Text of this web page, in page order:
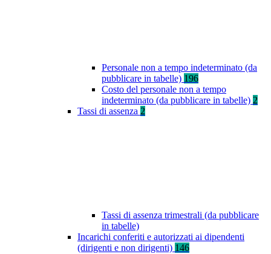
Personale non a tempo indeterminato (da
pubblicare in tabelle) 196
Costo del personale non a tempo
indeterminato (da pubblicare in tabelle) 2
Tassi di assenza 2
Tassi di assenza trimestrali (da pubblicare
in tabelle)
Incarichi conferiti e autorizzati ai dipendenti
(dirigenti e non dirigenti) 146